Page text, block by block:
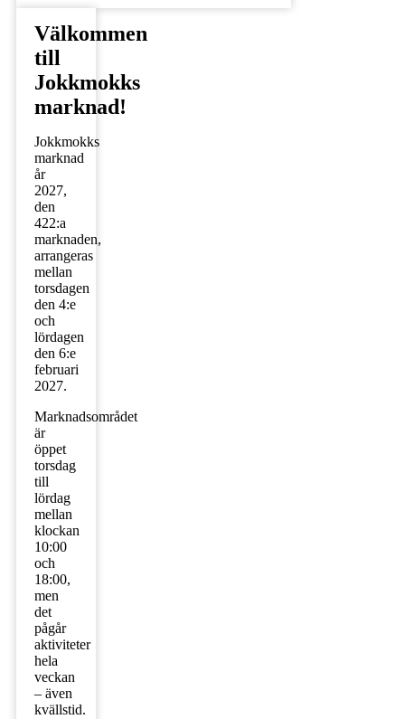
Välkommen
till
Jokkmokks
marknad!
Jokkmokks
marknad
år
2027,
den
422:a
marknaden,
arrangeras
mellan
torsdagen
den 4:e
och
lördagen
den 6:e
februari
2027.
Marknadsområdet
är
öppet
torsdag
till
lördag
mellan
klockan
10:00
och
18:00,
men
det
pågår
aktiviteter
hela
veckan
– även
kvällstid.